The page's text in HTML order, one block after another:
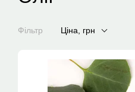
Фільтр Ціна, грн